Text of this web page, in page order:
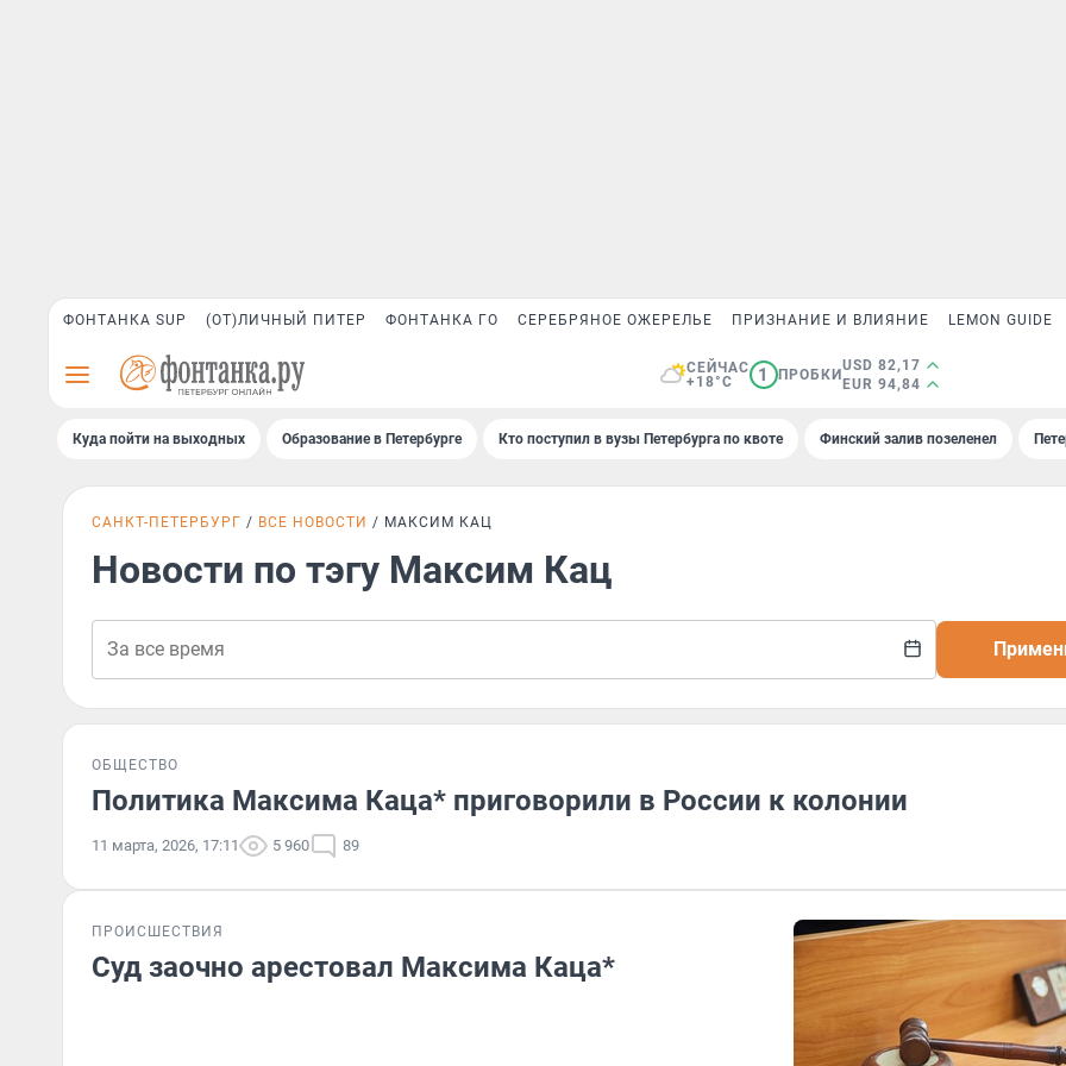
ФОНТАНКА SUP (ОТ)ЛИЧНЫЙ ПИТЕР ФОНТАНКА ГО СЕРЕБРЯНОЕ ОЖЕРЕЛЬЕ ПРИЗНАНИЕ И ВЛИЯНИЕ LEMON GUIDE
СЕЙЧАС
+18°C
1 ПРОБКИ
USD 82,17
EUR 94,84
Куда пойти на выходных Образование в Петербурге Кто поступил в вузы Петербурга по квоте Финский залив позеленел
САНКТ-ПЕТЕРБУРГ ВСЕ НОВОСТИ МАКСИМ КАЦ
Новости по тэгу Максим Кац
ОБЩЕСТВО
Политика Максима Каца* приговорили в России к колонии
11 марта, 2026, 17:11 5 960 89
ПРОИСШЕСТВИЯ
Суд заочно арестовал Максима Каца*